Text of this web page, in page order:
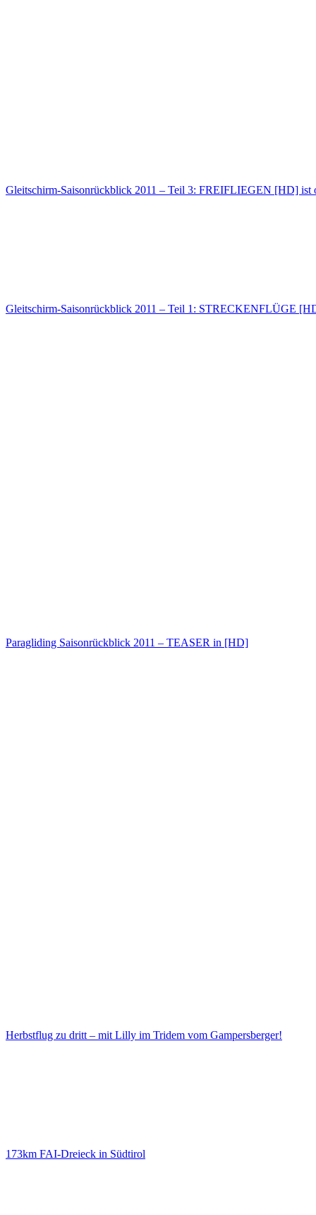
Gleitschirm-Saisonrückblick 2011 – Teil 3: FREIFLIEGEN [HD] ist
Gleitschirm-Saisonrückblick 2011 – Teil 1: STRECKENFLÜGE
Paragliding Saisonrückblick 2011 – TEASER in [HD]
Herbstflug zu dritt – mit Lilly im Tridem vom Gampersberger!
173km FAI-Dreieck in Südtirol